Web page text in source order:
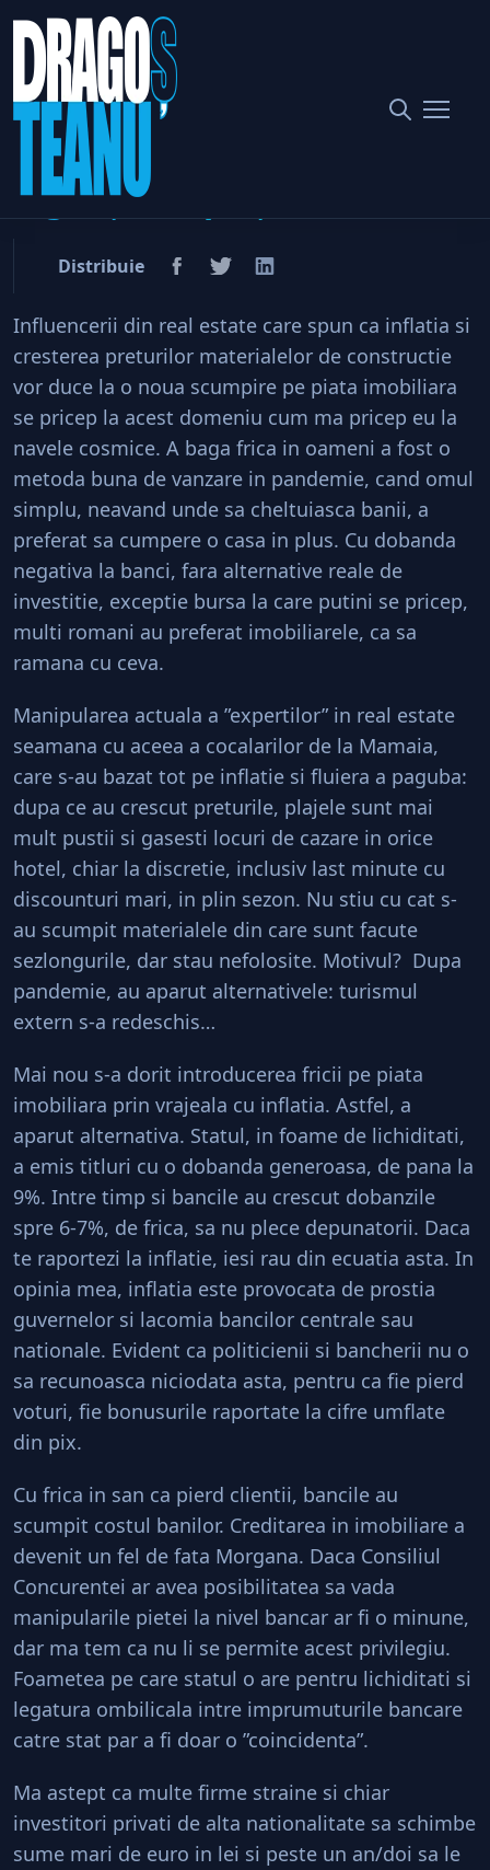
Home
Imobiliare
Imobiliare versus frică = îngheţarea pieţei
Imobiliare versus frică =
îngheţarea pieţei
Distribuie
Influencerii din real estate care spun ca inflatia si
cresterea preturilor materialelor de constructie
vor duce la o noua scumpire pe piata imobiliara
se pricep la acest domeniu cum ma pricep eu la
navele cosmice. A baga frica in oameni a fost o
metoda buna de vanzare in pandemie, cand omul
simplu, neavand unde sa cheltuiasca banii, a
preferat sa cumpere o casa in plus. Cu dobanda
negativa la banci, fara alternative reale de
investitie, exceptie bursa la care putini se pricep,
multi romani au preferat imobiliarele, ca sa
ramana cu ceva.
Manipularea actuala a ”expertilor” in real estate
seamana cu aceea a cocalarilor de la Mamaia,
care s-au bazat tot pe inflatie si fluiera a paguba:
dupa ce au crescut preturile, plajele sunt mai
mult pustii si gasesti locuri de cazare in orice
hotel, chiar la discretie, inclusiv last minute cu
discounturi mari, in plin sezon. Nu stiu cu cat s-
au scumpit materialele din care sunt facute
sezlongurile, dar stau nefolosite. Motivul? Dupa
pandemie, au aparut alternativele: turismul
extern s-a redeschis…
Mai nou s-a dorit introducerea fricii pe piata
imobiliara prin vrajeala cu inflatia. Astfel, a
aparut alternativa. Statul, in foame de lichiditati,
a emis titluri cu o dobanda generoasa, de pana la
9%. Intre timp si bancile au crescut dobanzile
spre 6-7%, de frica, sa nu plece depunatorii. Daca
te raportezi la inflatie, iesi rau din ecuatia asta. In
opinia mea, inflatia este provocata de prostia
guvernelor si lacomia bancilor centrale sau
nationale. Evident ca politicienii si bancherii nu o
sa recunoasca niciodata asta, pentru ca fie pierd
voturi, fie bonusurile raportate la cifre umflate
din pix.
Cu frica in san ca pierd clientii, bancile au
scumpit costul banilor. Creditarea in imobiliare a
devenit un fel de fata Morgana. Daca Consiliul
Concurentei ar avea posibilitatea sa vada
manipularile pietei la nivel bancar ar fi o minune,
dar ma tem ca nu li se permite acest privilegiu.
Foametea pe care statul o are pentru lichiditati si
legatura ombilicala intre imprumuturile bancare
catre stat par a fi doar o ”coincidenta”.
Ma astept ca multe firme straine si chiar
investitori privati de alta nationalitate sa schimbe
sume mari de euro in lei si peste un an/doi sa le